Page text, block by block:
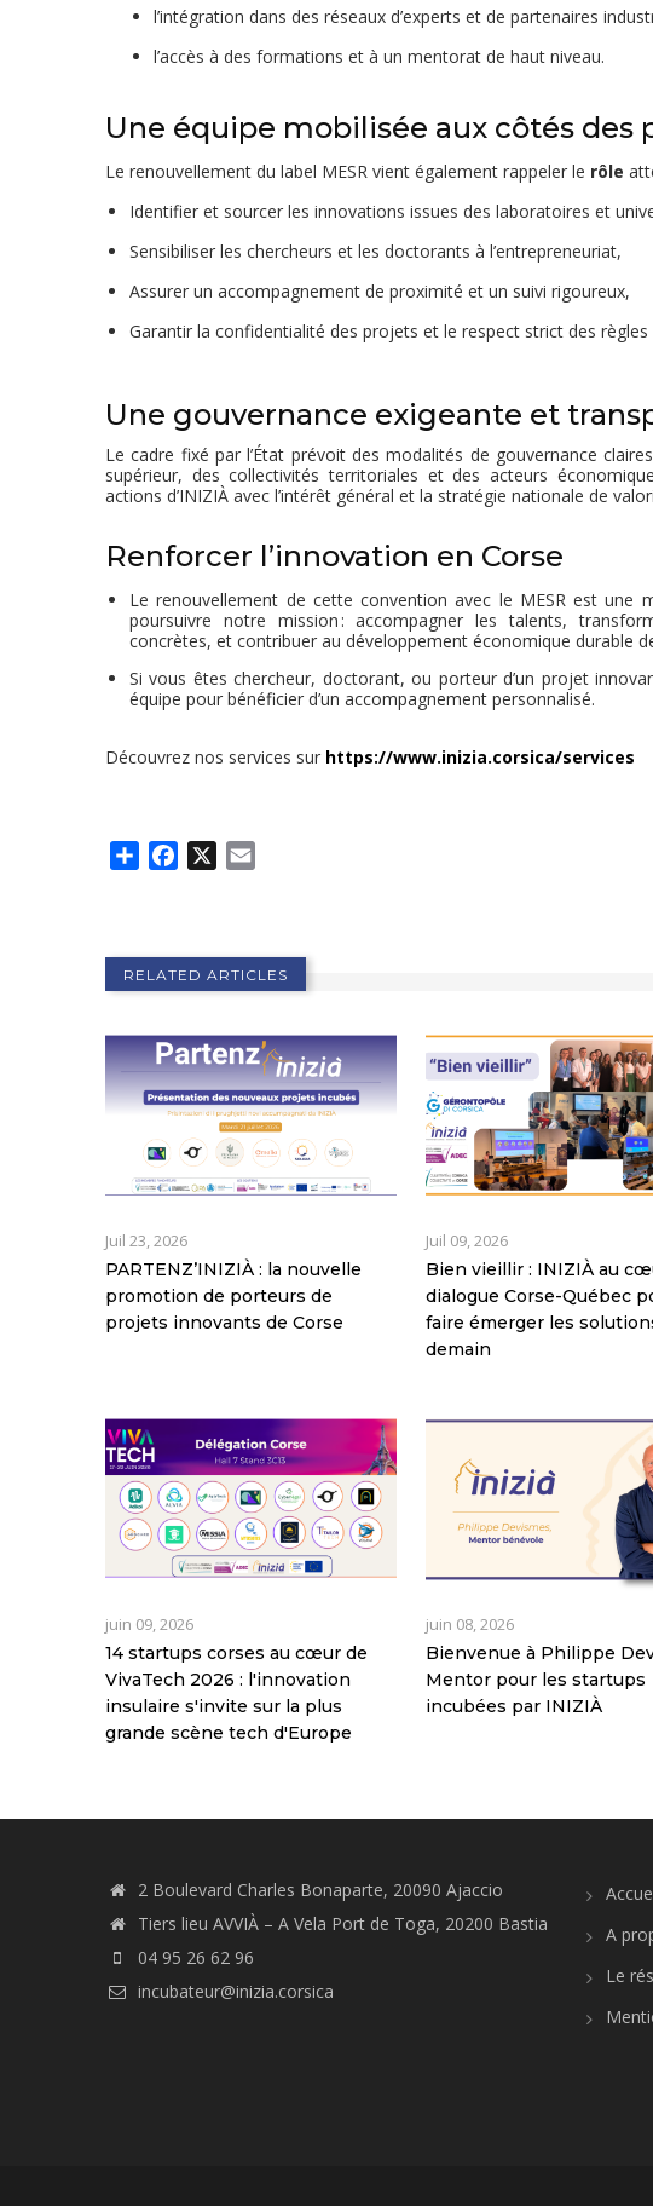
l’intégration dans des réseaux d’experts et de partenaires
l’accès à des formations et à un mentorat de haut niveau.
Une équipe mobilisée aux côtés des
Le renouvellement du label MESR vient également rappeler le rôle
Identifier et sourcer les innovations issues des laboratoires et
Sensibiliser les chercheurs et les doctorants à l’entrepreneuriat,
Assurer un accompagnement de proximité et un suivi rigoureux,
Garantir la confidentialité des projets et le respect strict des
Une gouvernance exigeante et
Le cadre fixé par l’État prévoit des modalités de gouvernance
supérieur, des collectivités territoriales et des acteurs
actions d’INIZIÀ avec l’intérêt général et la stratégie nationale de
Renforcer l’innovation en Corse
Le renouvellement de cette convention avec le MESR est une
poursuivre notre mission : accompagner les talents,
concrètes, et contribuer au développement économique durable
Si vous êtes chercheur, doctorant, ou porteur d’un projet
équipe pour bénéficier d’un accompagnement personnalisé.
Découvrez nos services sur https://www.inizia.corsica/services
Share Facebook
RELATED ARTICLES
Juil 23, 2026
PARTENZ’INIZIÀ : la nouvelle
promotion de porteurs de
projets innovants de Corse
Juil 09, 2026
Bien vieillir : INIZIÀ au
dialogue Corse-Québec
faire émerger les
demain
juin 09, 2026
14 startups corses au cœur de
VivaTech 2026 : l'innovation
insulaire s'invite sur la plus
grande scène tech d'Europe
juin 08, 2026
Bienvenue à Philippe
Mentor pour les startups
incubées par INIZIÀ
2 Boulevard Charles Bonaparte, 20090 Ajaccio
Tiers lieu AVVIÀ – A Vela Port de Toga, 20200 Bastia
04 95 26 62 96
incubateur@inizia.corsica
A
Le